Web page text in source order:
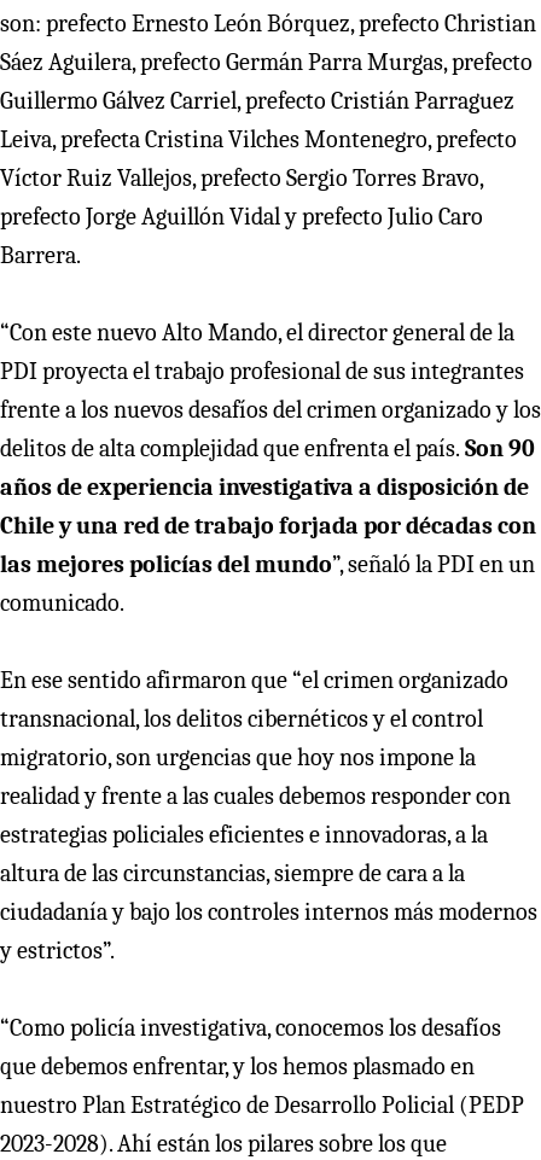
son: prefecto Ernesto León Bórquez, prefecto Christian
Sáez Aguilera, prefecto Germán Parra Murgas, prefecto
Guillermo Gálvez Carriel, prefecto Cristián Parraguez
Leiva, prefecta Cristina Vilches Montenegro, prefecto
Víctor Ruiz Vallejos, prefecto Sergio Torres Bravo,
prefecto Jorge Aguillón Vidal y prefecto Julio Caro
Barrera.
“Con este nuevo Alto Mando, el director general de la
PDI proyecta el trabajo profesional de sus integrantes
frente a los nuevos desafíos del crimen organizado y los
delitos de alta complejidad que enfrenta el país. Son 90
años de experiencia investigativa a disposición de
Chile y una red de trabajo forjada por décadas con
las mejores policías del mundo”, señaló la PDI en un
comunicado.
En ese sentido afirmaron que “el crimen organizado
transnacional, los delitos cibernéticos y el control
migratorio, son urgencias que hoy nos impone la
realidad y frente a las cuales debemos responder con
estrategias policiales eficientes e innovadoras, a la
altura de las circunstancias, siempre de cara a la
ciudadanía y bajo los controles internos más modernos
y estrictos”.
“Como policía investigativa, conocemos los desafíos
que debemos enfrentar, y los hemos plasmado en
nuestro Plan Estratégico de Desarrollo Policial (PEDP
2023-2028). Ahí están los pilares sobre los que